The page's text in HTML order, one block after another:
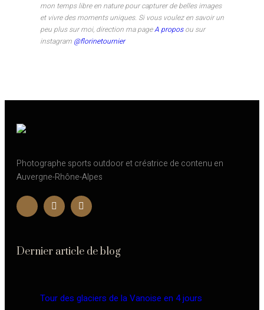
mon temps libre en nature pour capturer de belles images
et vivre des moments uniques. Si vous voulez en savoir un
peu plus sur moi, direction ma pageA proposou sur
instagram @florinetournier
Photographe sports outdoor et créatrice de contenu en
Auvergne-Rhône-Alpes
Dernier article de blog
Tour des glaciers de la Vanoise en 4 jours